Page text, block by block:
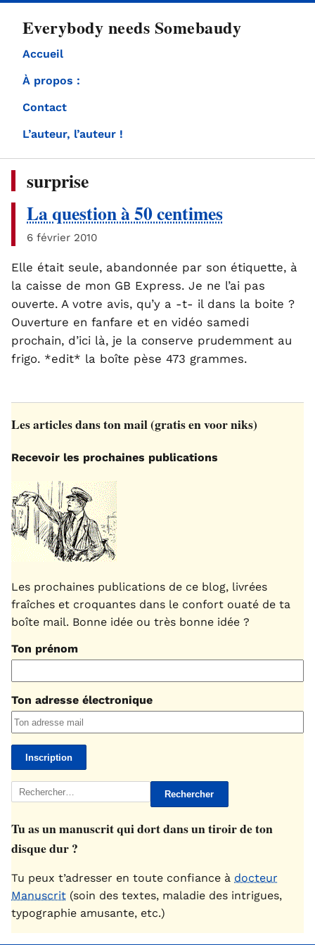
Everybody needs Somebaudy
Accueil
À propos :
Contact
L’auteur, l’auteur !
surprise
La question à 50 centimes
6 février 2010
Elle était seule, abandonnée par son étiquette, à
la caisse de mon GB Express. Je ne l’ai pas
ouverte. A votre avis, qu’y a -t- il dans la boite ?
Ouverture en fanfare et en vidéo samedi
prochain, d’ici là, je la conserve prudemment au
frigo. *edit* la boîte pèse 473 grammes.
Les articles dans ton mail (gratis en voor niks)
Recevoir les prochaines publications
Les prochaines publications de ce blog, livrées
fraîches et croquantes dans le confort ouaté de ta
boîte mail. Bonne idée ou très bonne idée ?
Ton prénom
Ton adresse électronique
Rechercher :
Tu as un manuscrit qui dort dans un tiroir de ton
disque dur ?
Tu peux t’adresser en toute confiance à docteur
Manuscrit (soin des textes, maladie des intrigues,
typographie amusante, etc.)